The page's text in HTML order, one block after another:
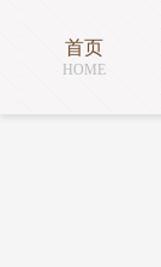
首页
HOME